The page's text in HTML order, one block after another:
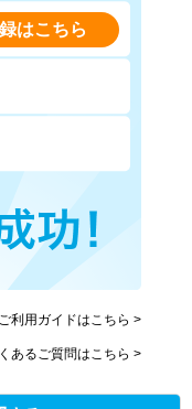
はこちら
利用ガイドはこちら >
あるご質問はこちら >